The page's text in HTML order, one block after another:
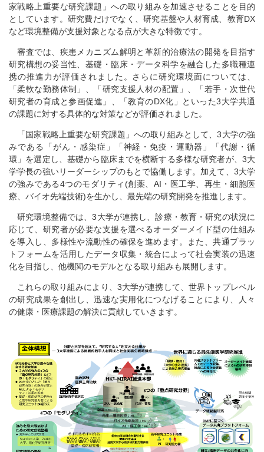
家戦略上重要な研究課題」への取り組みを加速させることを目的
としています。研究費だけでなく、研究基盤や人材育成、教育DX
など環境整備が支援対象となる点が大きな特徴です。
審査では、疾患メカニズム解明と革新的治療法の開発を目指す
研究構想の妥当性、基礎・臨床・データ科学を融合した多職種連
携の推進力が評価されました。さらに研究環境面については、
「柔軟な勤務体制」、「研究支援人材の配置」、「若手・次世代
研究者の育成と参画促進」、「教育のDX化」といった3大学共通
の課題に対する具体的な対策などが評価されました。
「国家戦略上重要な研究課題」への取り組みとして、3大学の強
みである「がん・感染症」「神経・免疫・運動器」「代謝・循
環」を選定し、基礎から臨床までを横断する多様な研究者が、3大
学学長の強いリーダーシップのもとで協働します。加えて、3大学
の強みである4つのモダリティ(創薬、AI・医工学、再生・細胞医
療、バイオ先端技術)を生かし、最先端の研究開発を推進します。
研究環境整備では、3大学が連携し、診療・教育・研究の状況に
応じて、研究者が必要な支援を選べるオーダーメイド型の仕組み
を導入し、多様性や流動性の確保を進めます。また、共通プラッ
トフォームを活用したデータ収集・統合によって社会実装の迅速
化を目指し、他機関のモデルとなる取り組みも展開します。
これらの取り組みにより、3大学が連携して、世界トップレベル
の研究成果を創出し、迅速な実用化につなげることにより、人々
の健康・医療課題の解決に貢献していきます。